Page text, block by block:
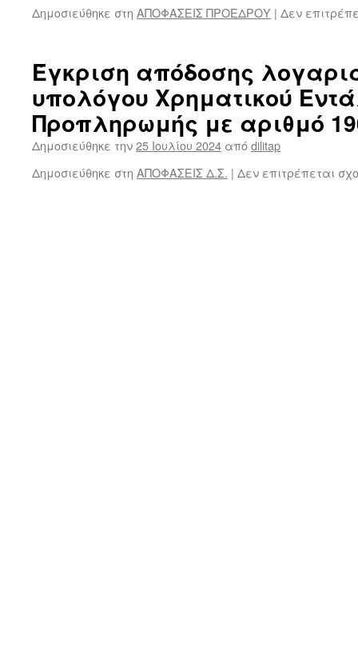
Δημοσιεύθηκε στη ΑΠΟΦΑΣΕΙΣ ΠΡΟΕΔΡΟΥ | Δεν
Έγκριση απόδοσης
υπολόγου Χρηματικού
Προπληρωμής με αριθμό
Δημοσιεύθηκε την25 Ιουλίου 2024 απόdilitap
Δημοσιεύθηκε στη ΑΠΟΦΑΣΕΙΣ Δ.Σ. | Δεν επιτρέπεται